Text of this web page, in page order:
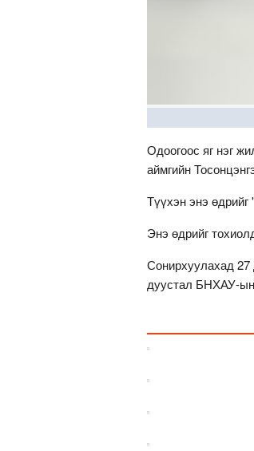
Одоогоос яг нэг
аймгийн
Түүхэн энэ
Энэ өдрийг
Сонирхуулахад 27
дуустал БНХАУ-